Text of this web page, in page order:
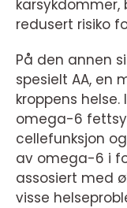
karsykdommer,
redusert risiko
På den annen
spesielt AA, en
kroppens
omega-6
cellefunksjon
av omega-6 i
assosiert med
visse